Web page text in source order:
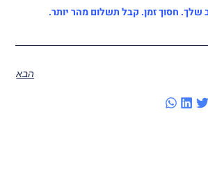
חסוך זמן. קבל תשלום מהר יותר.
הבא